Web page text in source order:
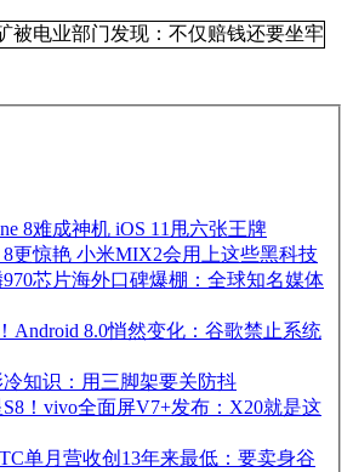
8难成神机 iOS 11甩六张王牌
8更惊艳 小米MIX2会用上这些黑科技
芯片海外口碑爆棚：全球知名媒体
Android 8.0悄然变化：谷歌禁止系统
冷知识：用三脚架要关防抖
！vivo全面屏V7+发布：X20就是这
单月营收创13年来最低：要卖身谷